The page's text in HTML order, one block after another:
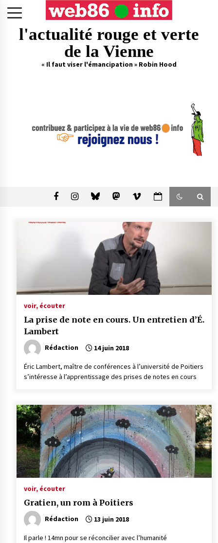
l'actualité rouge et verte
de la Vienne
« Il faut viser l'émancipation » Robin Hood
voir, écouter
La prise de note en cours. Un entretien d’É.
Lambert
Rédaction 14 juin 2018
Éric Lambert, maître de conférences à l’université de Poitiers
s’intéresse à l’apprentissage des prises de notes en cours
voir, écouter
Gratien, un rom à Poitiers
Rédaction 13 juin 2018
Il parle ! 14mn pour se réconcilier avec l’humanité